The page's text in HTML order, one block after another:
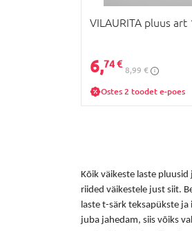
VILAURITA pluus art
6,74 €
8,99 €
Ostes 2 toodet e-poes
Kõik väikeste laste pluusid
riided väikestele just siit.
laste t-särk teksapükste ja
juba jahedam, siis võiks